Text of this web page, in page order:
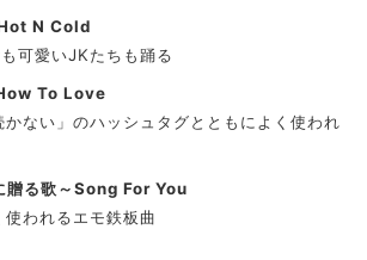
N Cold
可愛いJKたちも踊る
To Love
かない」のハッシュタグとともによく使われ
贈る歌～Song For You
われるエモ鉄板曲